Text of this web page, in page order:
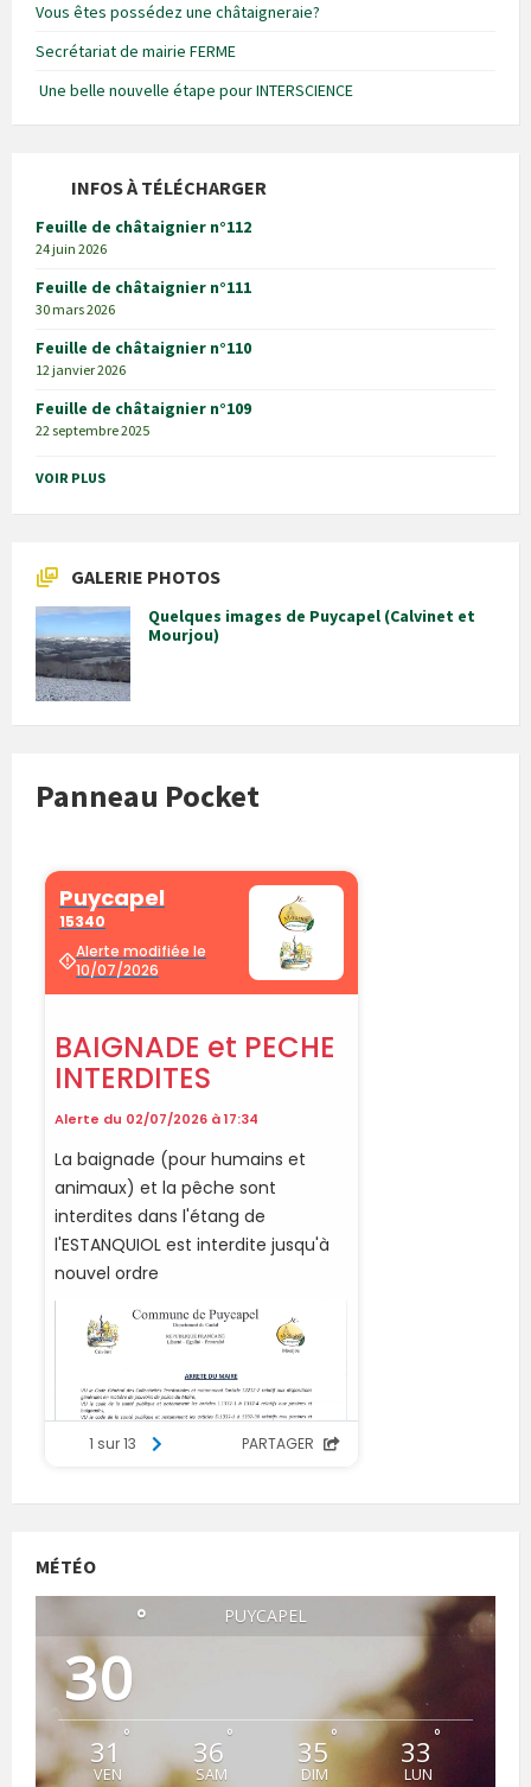
Vous êtes possédez une châtaigneraie?
Secrétariat de mairie FERME
Une belle nouvelle étape pour INTERSCIENCE
INFOS À TÉLÉCHARGER
Feuille de châtaignier n°112
24 juin 2026
Feuille de châtaignier n°111
30 mars 2026
Feuille de châtaignier n°110
12 janvier 2026
Feuille de châtaignier n°109
22 septembre 2025
VOIR PLUS
GALERIE PHOTOS
Quelques images de Puycapel (Calvinet et
Mourjou)
Panneau Pocket
MÉTÉO
PUYCAPEL
30
°
31 °
VEN
36 °
SAM
35°
DIM
33 °
LUN